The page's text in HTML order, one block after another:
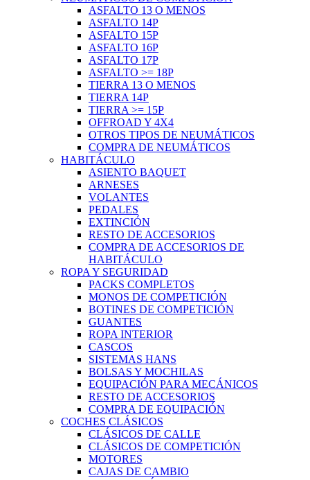
ASFALTO 13 O MENOS
ASFALTO 14P
ASFALTO 15P
ASFALTO 16P
ASFALTO 17P
ASFALTO >= 18P
TIERRA 13 O MENOS
TIERRA 14P
TIERRA >= 15P
OFFROAD Y 4X4
OTROS TIPOS DE NEUMÁTICOS
COMPRA DE NEUMÁTICOS
HABITÁCULO
ASIENTO BAQUET
ARNESES
VOLANTES
PEDALES
EXTINCIÓN
RESTO DE ACCESORIOS
COMPRA DE ACCESORIOS DE
HABITÁCULO
ROPA Y SEGURIDAD
PACKS COMPLETOS
MONOS DE COMPETICIÓN
BOTINES DE COMPETICIÓN
GUANTES
ROPA INTERIOR
CASCOS
SISTEMAS HANS
BOLSAS Y MOCHILAS
EQUIPACIÓN PARA MECÁNICOS
RESTO DE ACCESORIOS
COMPRA DE EQUIPACIÓN
COCHES CLÁSICOS
CLÁSICOS DE CALLE
CLÁSICOS DE COMPETICIÓN
MOTORES
CAJAS DE CAMBIO